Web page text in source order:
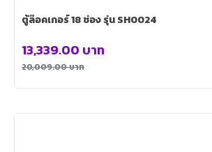
ตู้ล๊อคเกอร์ 18 ช่อง รุ่น SH0024
20,009.00บาท
13,339.00 บาท